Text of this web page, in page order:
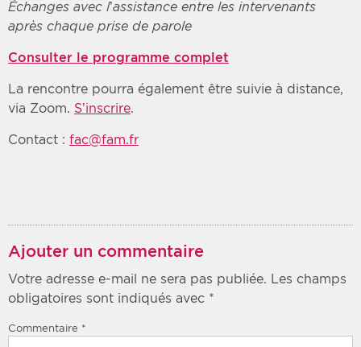
Échanges avec l’assistance entre les intervenants
après chaque prise de parole
Consulter le programme complet
La rencontre pourra également être suivie à distance,
via Zoom. S’inscrire.
Contact : fac@fam.fr
Ajouter un commentaire
Votre adresse e-mail ne sera pas publiée. Les champs
obligatoires sont indiqués avec *
Commentaire *